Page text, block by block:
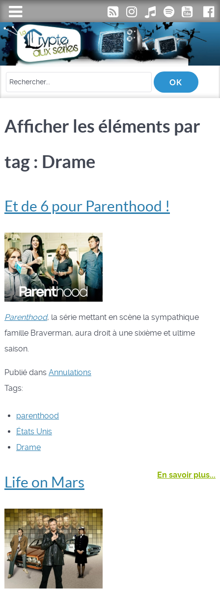
Afficher les éléments par
tag : Drame
Et de 6 pour Parenthood !
Parenthood, la série mettant en scène la sympathique
famille Braverman, aura droit à une sixième et ultime
saison.
Publié dans Annulations
Tags:
parenthood
États Unis
Drame
En savoir plus...
Life on Mars